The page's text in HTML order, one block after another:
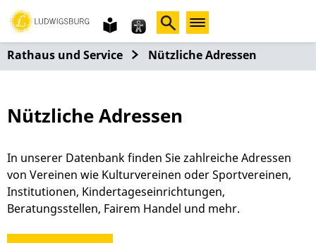
Gebärdensprache
leichte
Sprache
Rathaus und Service Nützliche Adressen
Nützliche Adressen
In unserer Datenbank finden Sie zahlreiche Adressen
von Vereinen wie Kulturvereinen oder Sportvereinen,
Institutionen, Kindertageseinrichtungen,
Beratungsstellen, Fairem Handel und mehr.